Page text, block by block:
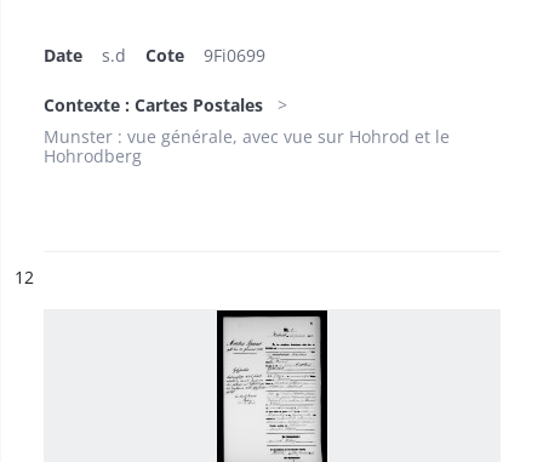
Date s.d Cote 9Fi0699
Contexte : Cartes Postales
Munster : vue générale, avec vue sur Hohrod et le
Hohrodberg
n°
12